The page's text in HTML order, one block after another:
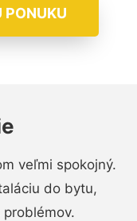
PONUKU
veľmi spokojný.
do bytu,